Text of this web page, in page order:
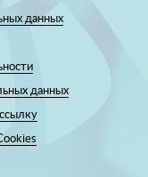
данных
данных